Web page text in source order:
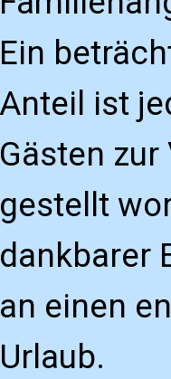
Ein
Anteil ist
Gästen
gestellt
dankbarer
an einen
Urlaub.